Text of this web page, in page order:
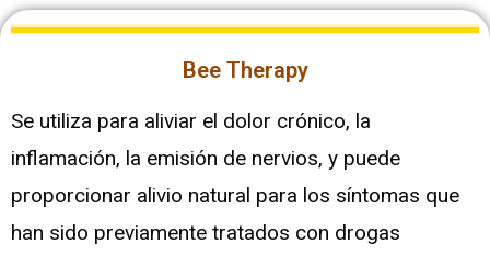
Bee Therapy
Se utiliza para aliviar el dolor crónico, la
inflamación, la emisión de nervios, y puede
proporcionar alivio natural para los síntomas que
han sido previamente tratados con drogas